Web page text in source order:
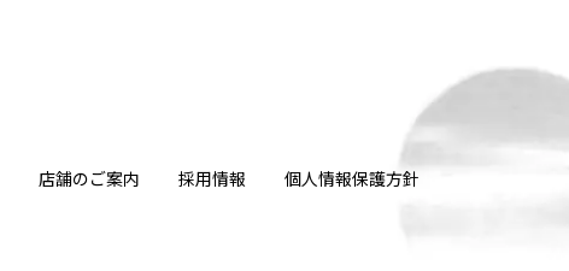
店舗のご案内 採用情報 個人情報保護方針